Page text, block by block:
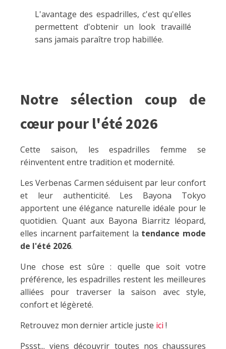
L'avantage des espadrilles, c'est qu'elles
permettent d'obtenir un look travaillé
sans jamais paraître trop habillée.
Notre sélection coup de
cœur pour l'été 2026
Cette saison, les espadrilles femme se
réinventent entre tradition et modernité.
Les Verbenas Carmen séduisent par leur confort
et leur authenticité. Les Bayona Tokyo
apportent une élégance naturelle idéale pour le
quotidien. Quant aux Bayona Biarritz léopard,
elles incarnent parfaitement la tendance mode
de l'été 2026.
Une chose est sûre : quelle que soit votre
préférence, les espadrilles restent les meilleures
alliées pour traverser la saison avec style,
confort et légèreté.
Retrouvez mon dernier article juste ici !
Pssst... viens découvrir toutes nos chaussures